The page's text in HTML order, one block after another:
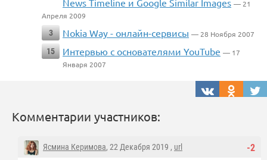
News Timeline и Google Similar Images — 21
Апреля 2009
3
Nokia Way - онлайн-сервисы — 28 Ноября 2007
15
Интервью с основателями YouTube — 17
Января 2007
Комментарии участников:
-2
Ясмина Керимова, 22 Декабря 2019 , url